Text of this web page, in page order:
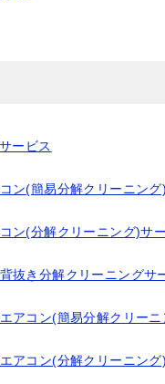
ービス
ン(簡易分解クリーニング
ン(分解クリーニング)サ
抜き分解クリーニングサ
アコン(簡易分解クリー
アコン(分解クリーニング